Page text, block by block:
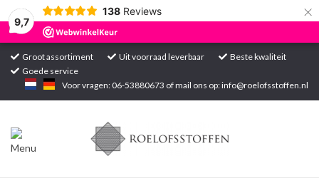
9,7
138 Reviews ×
Groot assortiment Uit voorraad leverbaar
Beste kwaliteit
Goede service
Voor vragen: 06-53880673 of mail ons op:info@roelofsstoffen.nl
Home